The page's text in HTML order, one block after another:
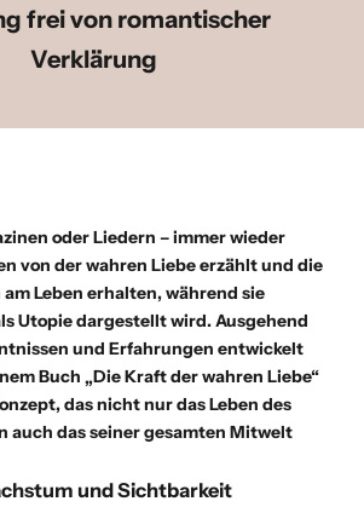
frei von romantischer
Verklärung
oder Liedern – immer wieder
von der wahren Liebe erzählt und die
Leben erhalten, während sie
Utopie dargestellt wird. Ausgehend
und Erfahrungen entwickelt
Buch „Die Kraft der wahren Liebe“
das nicht nur das Leben des
auch das seiner gesamten Mitwelt
und Sichtbarkeit